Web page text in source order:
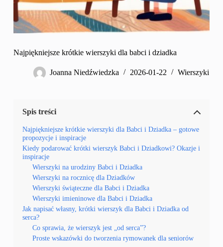
Najpiękniejsze krótkie wierszyki dla babci i dziadka
Joanna Niedźwiedzka 2026-01-22 Wierszyki
Spis treści
Najpiękniejsze krótkie wierszyki dla Babci i Dziadka – gotowe
propozycje i inspiracje
Kiedy podarować krótki wierszyk Babci i Dziadkowi? Okazje i
inspiracje
Wierszyki na urodziny Babci i Dziadka
Wierszyki na rocznicę dla Dziadków
Wierszyki świąteczne dla Babci i Dziadka
Wierszyki imieninowe dla Babci i Dziadka
Jak napisać własny, krótki wierszyk dla Babci i Dziadka od
serca?
Co sprawia, że wierszyk jest „od serca”?
Proste wskazówki do tworzenia rymowanek dla seniorów